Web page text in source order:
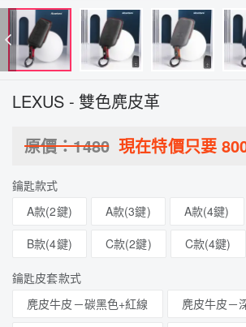
LEXUS - 雙色麂皮革
原價：1480 現在特價只要
鑰匙款式
A款(2鍵)
A款(3鍵) A款(4鍵)
B款(4鍵)
C款(2鍵) C款(4鍵)
鑰匙皮套款式
麂皮牛皮－碳黑色+紅線
麂皮牛皮－